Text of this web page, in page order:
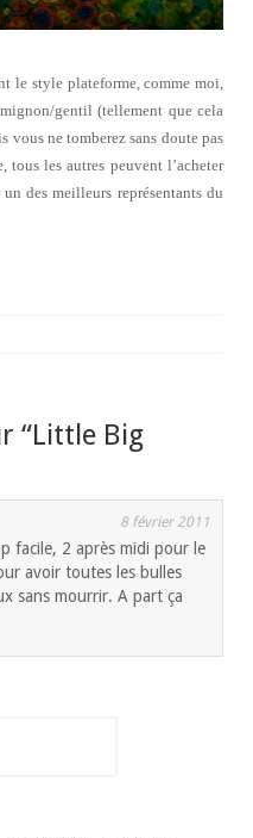
le style plateforme, comme moi,
gentil (tellement que cela
ne tomberez sans doute pas
tous les autres peuvent l’acheter
des meilleurs représentants du
“Little Big
8 février 2011
facile, 2 après midi pour le
avoir toutes les bulles
sans mourrir. A part ça